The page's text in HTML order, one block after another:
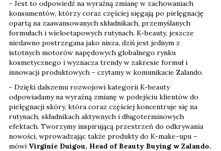
- Jest to odpowiedź na wyraźną zmianę w zachowaniach
konsumentów, którzy coraz częściej sięgają po pielęgnację
opartą na zaawansowanych składnikach, przemyślanych
formułach i wieloetapowych rutynach. K-beauty, jeszcze
niedawno postrzegana jako nisza, dziś jest jednym z
istotnych motorów napędowych globalnego rynku
kosmetycznego i wyznacza trendy w zakresie formuł i
innowacji produktowych - czytamy w komunikacie Zalando.
- Dzięki dalszemu rozwojowi kategorii K-beauty
odpowiadamy na wyraźną zmianę w podejściu klientów do
pielęgnacji skóry, która coraz częściej koncentruje się na
rutynach, składnikach aktywnych i długoterminowych
efektach. Tworzymy inspirującą przestrzeń do odkrywania
nowości, wprowadzając także produkty do K-make-upu –
mówi Virginie Duigou, Head of Beauty Buying w Zalando.